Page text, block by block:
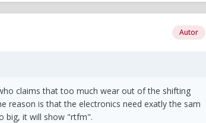
Autor
claims that too much wear out of the shifting
reason is that the electronics need exatly the sam
big, it will show "rtfm".